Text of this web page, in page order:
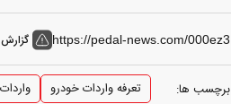
https://pedal-news.com/000ez3
برچسب ها: تعرفه واردات خودرو